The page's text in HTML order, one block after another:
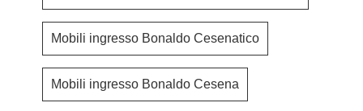
Mobili ingresso Bonaldo Cesenatico
Mobili ingresso Bonaldo Cesena